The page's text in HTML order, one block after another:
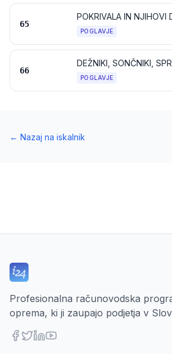
65
POKRIVALA IN NJIHOVI
POGLAVJE
66
POGLAVJE
← Nazaj na iskalnik
Profesionalna računovodska
oprema, ki ji zaupajo podjetja v